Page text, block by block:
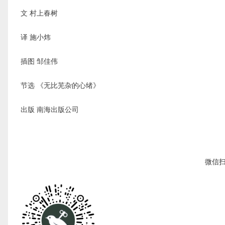
文 村上春树
译 施小炜
插图 邹佳伟
节选 《无比芜杂的心绪》
出版 南海出版公司
微信